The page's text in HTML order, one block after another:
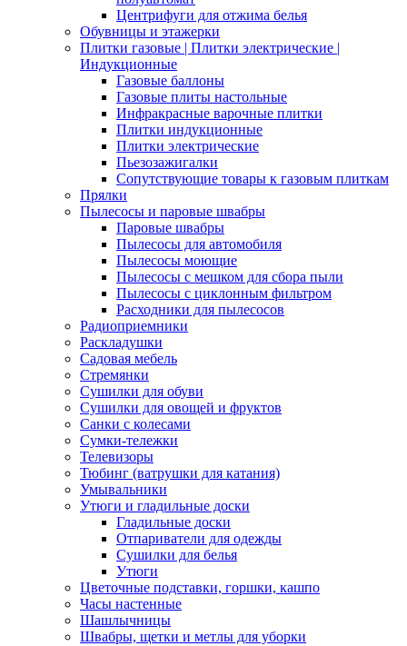
Центрифуги для отжима белья
Обувницы и этажерки
Плитки газовые | Плитки электрические |
Индукционные
Газовые баллоны
Газовые плиты настольные
Инфракрасные варочные плитки
Плитки индукционные
Плитки электрические
Пьезозажигалки
Сопутствующие товары к газовым плиткам
Прялки
Пылесосы и паровые швабры
Паровые швабры
Пылесосы для автомобиля
Пылесосы моющие
Пылесосы с мешком для сбора пыли
Пылесосы с циклонным фильтром
Расходники для пылесосов
Радиоприемники
Раскладушки
Садовая мебель
Стремянки
Сушилки для обуви
Сушилки для овощей и фруктов
Санки с колесами
Сумки-тележки
Телевизоры
Тюбинг (ватрушки для катания)
Умывальники
Утюги и гладильные доски
Гладильные доски
Отпариватели для одежды
Сушилки для белья
Утюги
Цветочные подставки, горшки, кашпо
Часы настенные
Шашлычницы
Швабры, щетки и метлы для уборки